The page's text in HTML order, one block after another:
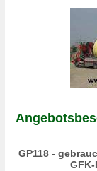
GP118 -